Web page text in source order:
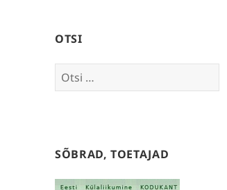
OTSI
Otsi:
SÕBRAD, TOETAJAD